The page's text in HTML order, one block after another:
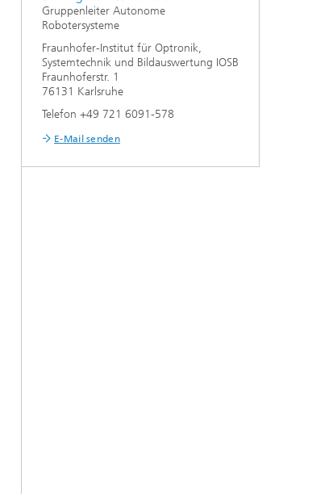
Gruppenleiter Autonome
Robotersysteme
Fraunhofer-Institut für Optronik,
Systemtechnik und Bildauswertung IOSB
Fraunhoferstr. 1
76131 Karlsruhe
Telefon +49 721 6091-578
E-Mail senden